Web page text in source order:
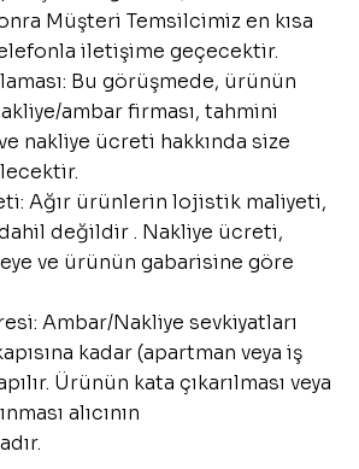
Müşteri Temsilcimiz en kısa
iletişime geçecektir.
Bu görüşmede, ürünün
ambar firması, tahmini
nakliye ücreti hakkında size
Ağır ürünlerin lojistik maliyeti,
değildir . Nakliye ücreti,
ve ürünün gabarisine göre
Ambar/Nakliye sevkiyatları
kadar (apartman veya iş
Ürünün kata çıkarılması veya
alıcının